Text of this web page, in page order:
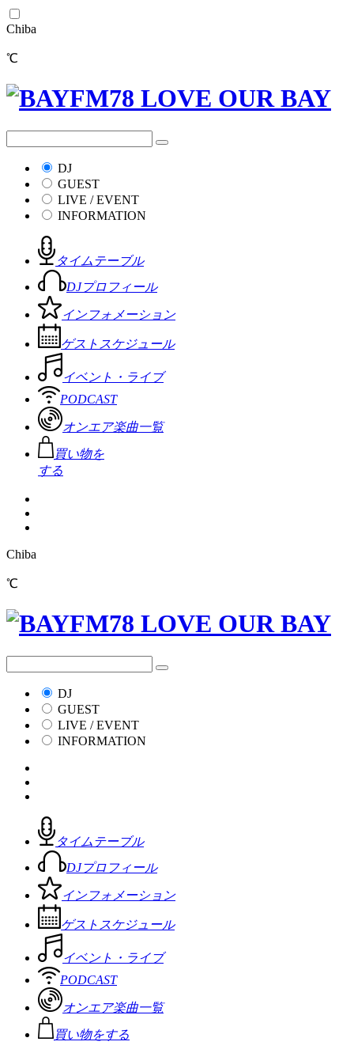
Chiba
℃
DJ
GUEST
LIVE / EVENT
INFORMATION
タイムテーブル
DJプロフィール
インフォメーション
ゲストスケジュール
イベント・ライブ
PODCAST
オンエア楽曲一覧
買い物を
する
Chiba
℃
DJ
GUEST
LIVE / EVENT
INFORMATION
タイムテーブル
DJプロフィール
インフォメーション
ゲストスケジュール
イベント・ライブ
PODCAST
オンエア楽曲一覧
買い物をする